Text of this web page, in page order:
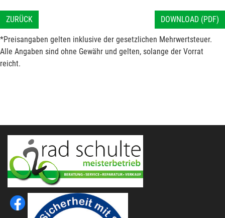
ZURÜCK DOWNLOAD (PDF)
*Preisangaben gelten inklusive der gesetzlichen Mehrwertsteuer.
Alle Angaben sind ohne Gewähr und gelten, solange der Vorrat
reicht.